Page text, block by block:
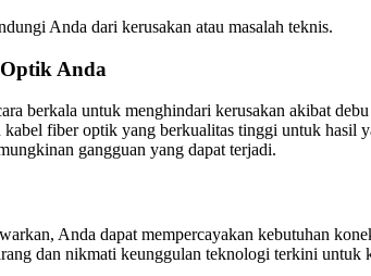
Anda dari kerusakan atau masalah teknis.
Anda
berkala untuk menghindari kerusakan akibat
fiber optik yang berkualitas tinggi untuk hasil
gangguan yang dapat terjadi.
Anda dapat mempercayakan kebutuhan
dan nikmati keunggulan teknologi terkini untuk